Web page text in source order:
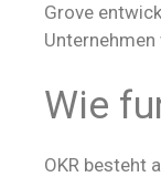
Grove
Wie
OKR besteht